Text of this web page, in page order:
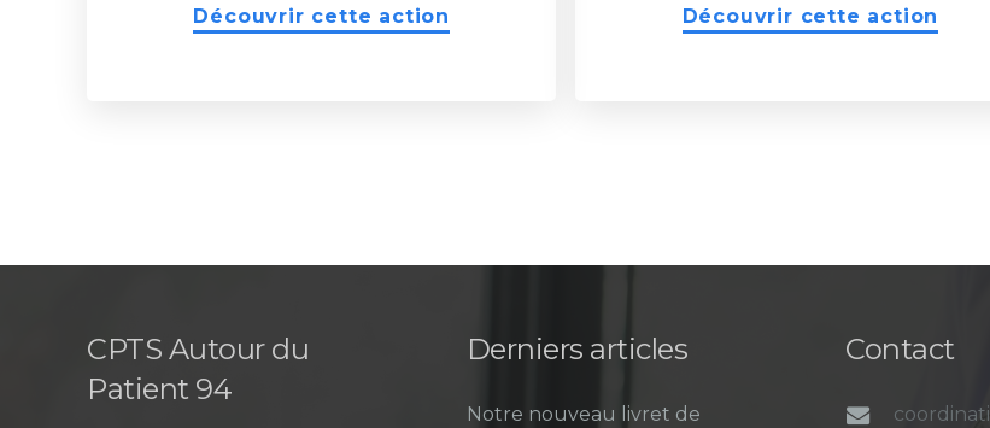
Découvrir cette action Découvrir cette action
CPTS Autour du
Patient 94
Derniers articles
Notre nouveau livret de
Contact